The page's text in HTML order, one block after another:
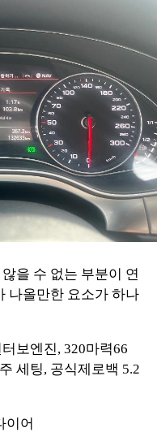
을 수 없는 부분이 연
나올만한 요소가 하나
보엔진, 320마력66
세팅, 공식제로백 5.2
이어